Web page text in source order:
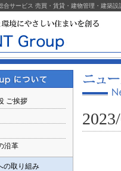
合サービス 売買・賃貸・建物管理・建築設
ご挨拶
沿革
の取り組み